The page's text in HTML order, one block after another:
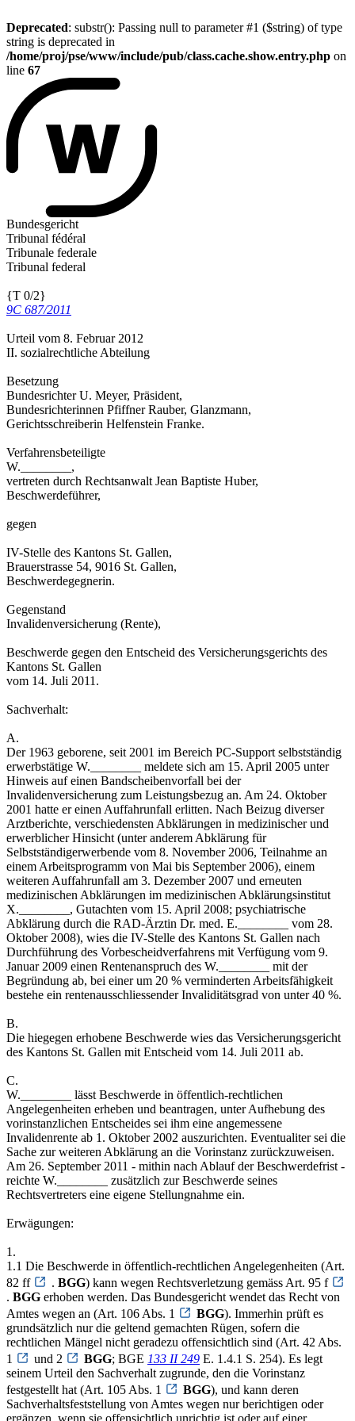
Deprecated: substr(): Passing null to parameter #1 ($string) of type
string is deprecated in
/home/proj/pse/www/include/pub/class.cache.show.entry.php on
line 67
Bundesgericht
Tribunal fédéral
Tribunale federale
Tribunal federal
{T 0/2}
9C 687/2011
Urteil vom 8. Februar 2012
II. sozialrechtliche Abteilung
Besetzung
Bundesrichter U. Meyer, Präsident,
Bundesrichterinnen Pfiffner Rauber, Glanzmann,
Gerichtsschreiberin Helfenstein Franke.
Verfahrensbeteiligte
W.________,
vertreten durch Rechtsanwalt Jean Baptiste Huber,
Beschwerdeführer,
gegen
IV-Stelle des Kantons St. Gallen,
Brauerstrasse 54, 9016 St. Gallen,
Beschwerdegegnerin.
Gegenstand
Invalidenversicherung (Rente),
Beschwerde gegen den Entscheid des Versicherungsgerichts des
Kantons St. Gallen
vom 14. Juli 2011.
Sachverhalt:
A.
Der 1963 geborene, seit 2001 im Bereich PC-Support selbstständig
erwerbstätige W.________ meldete sich am 15. April 2005 unter
Hinweis auf einen Bandscheibenvorfall bei der
Invalidenversicherung zum Leistungsbezug an. Am 24. Oktober
2001 hatte er einen Auffahrunfall erlitten. Nach Beizug diverser
Arztberichte, verschiedensten Abklärungen in medizinischer und
erwerblicher Hinsicht (unter anderem Abklärung für
Selbstständigerwerbende vom 8. November 2006, Teilnahme an
einem Arbeitsprogramm von Mai bis September 2006), einem
weiteren Auffahrunfall am 3. Dezember 2007 und erneuten
medizinischen Abklärungen im medizinischen Abklärungsinstitut
X.________, Gutachten vom 15. April 2008; psychiatrische
Abklärung durch die RAD-Ärztin Dr. med. E.________ vom 28.
Oktober 2008), wies die IV-Stelle des Kantons St. Gallen nach
Durchführung des Vorbescheidverfahrens mit Verfügung vom 9.
Januar 2009 einen Rentenanspruch des W.________ mit der
Begründung ab, bei einer um 20 % verminderten Arbeitsfähigkeit
bestehe ein rentenausschliessender Invaliditätsgrad von unter 40 %.
B.
Die hiegegen erhobene Beschwerde wies das Versicherungsgericht
des Kantons St. Gallen mit Entscheid vom 14. Juli 2011 ab.
C.
W.________ lässt Beschwerde in öffentlich-rechtlichen
Angelegenheiten erheben und beantragen, unter Aufhebung des
vorinstanzlichen Entscheides sei ihm eine angemessene
Invalidenrente ab 1. Oktober 2002 auszurichten. Eventualiter sei die
Sache zur weiteren Abklärung an die Vorinstanz zurückzuweisen.
Am 26. September 2011 - mithin nach Ablauf der Beschwerdefrist -
reichte W.________ zusätzlich zur Beschwerde seines
Rechtsvertreters eine eigene Stellungnahme ein.
Erwägungen:
1.
1.1 Die Beschwerde in öffentlich-rechtlichen Angelegenheiten (Art.
82 ff
. BGG) kann wegen Rechtsverletzung gemäss Art. 95 f
. BGG erhoben werden. Das Bundesgericht wendet das Recht von
Amtes wegen an (Art. 106 Abs. 1
BGG). Immerhin prüft es
grundsätzlich nur die geltend gemachten Rügen, sofern die
rechtlichen Mängel nicht geradezu offensichtlich sind (Art. 42 Abs.
1
und 2 BGG; BGE 133 II 249 E. 1.4.1 S. 254). Es legt
seinem Urteil den Sachverhalt zugrunde, den die Vorinstanz
festgestellt hat (Art. 105 Abs. 1
BGG), und kann deren
Sachverhaltsfeststellung von Amtes wegen nur berichtigen oder
ergänzen, wenn sie offensichtlich unrichtig ist oder auf einer